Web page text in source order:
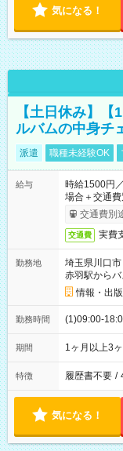
気になる！
【土日休み】
ルバムの中身チ
派遣 職種未経験OK
給与
時給1500円
場合＋交通
交通費別
交通費 実費
勤務地
埼玉県川口市
赤羽駅から
情報・出
勤務時間 (1)09:00-
期間 1ヶ月以上3
特徴 履歴書不要 /
気になる！